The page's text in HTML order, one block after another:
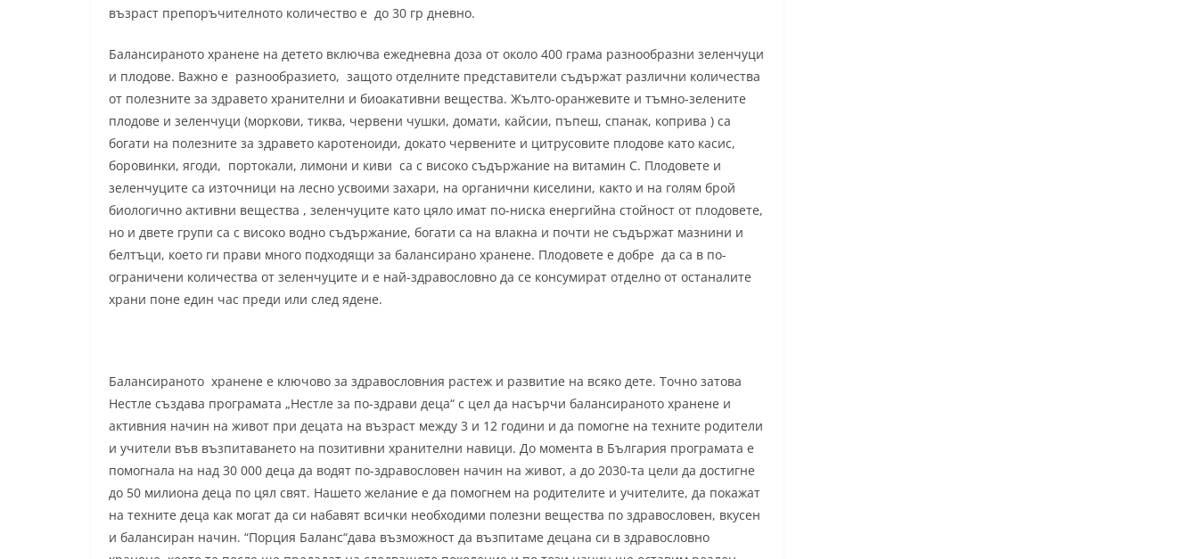
възраст препоръчителното количество е до 30 гр дневно.
Балансираното хранене на детето включва ежедневна доза от около 400 грама разнообразни зеленчуци
и плодове. Важно е разнообразието, защото отделните представители съдържат различни количества
от полезните за здравето хранителни и биоакативни вещества. Жълто-оранжевите и тъмно-зелените
плодове и зеленчуци (моркови, тиква, червени чушки, домати, кайсии, пъпеш, спанак, коприва ) са
богати на полезните за здравето каротеноиди, докато червените и цитрусовите плодове като касис,
боровинки, ягоди, портокали, лимони и киви са с високо съдържание на витамин С. Плодовете и
зеленчуците са източници на лесно усвоими захари, на органични киселини, както и на голям брой
биологично активни вещества , зеленчуците като цяло имат по-ниска енергийна стойност от плодовете,
но и двете групи са с високо водно съдържание, богати са на влакна и почти не съдържат мазнини и
белтъци, което ги прави много подходящи за балансирано хранене. Плодовете е добре да са в по-
ограничени количества от зеленчуците и е най-здравословно да се консумират отделно от останалите
храни поне един час преди или след ядене.
Балансираното хранене е ключово за здравословния растеж и развитие на всяко дете. Точно затова
Нестле създава програмата „Нестле за по-здрави деца“ с цел да насърчи балансираното хранене и
активния начин на живот при децата на възраст между 3 и 12 години и да помогне на техните родители
и учители във възпитаването на позитивни хранителни навици. До момента в България програмата е
помогнала на над 30 000 деца да водят по-здравословен начин на живот, а до 2030-та цели да достигне
до 50 милиона деца по цял свят. Нашето желание е да помогнем на родителите и учителите, да покажат
на техните деца как могат да си набавят всички необходими полезни вещества по здравословен, вкусен
и балансиран начин. “Порция Баланс“дава възможност да възпитаме децана си в здравословно